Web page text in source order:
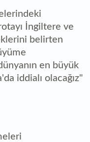
İngiltere ve
belirten
en büyük
iddialı olacağız"